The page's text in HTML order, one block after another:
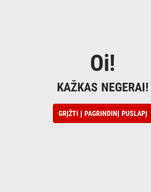
Oi!
KAŽKAS NEGERAI!
GRĮŽTI Į PAGRINDINĮ PUSLAPĮ